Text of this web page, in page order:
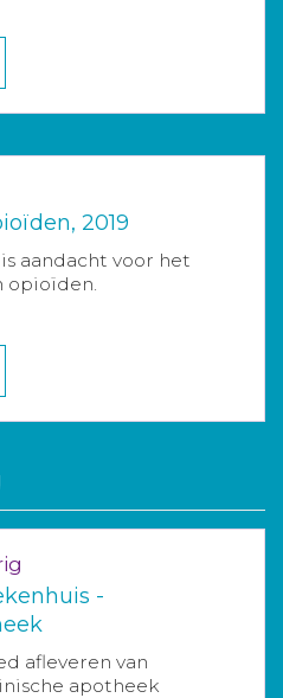
2019
aandacht voor het
opioïden.
-
afleveren van
apotheek